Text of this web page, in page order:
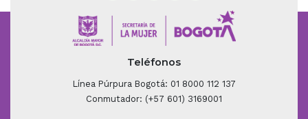
Teléfonos
Línea Púrpura Bogotá: 01 8000 112 137